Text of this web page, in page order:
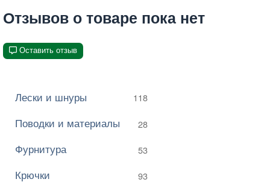
Отзывов о товаре пока нет
Оставить отзыв
Лески и шнуры 118
Поводки и материалы 28
Фурнитура 53
Крючки 93